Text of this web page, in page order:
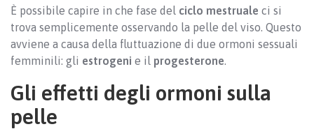
È possibile capire in che fase del ciclo mestruale ci si
trova semplicemente osservando la pelle del viso. Questo
avviene a causa della fluttuazione di due ormoni sessuali
femminili: gli estrogeni e il progesterone.
Gli effetti degli ormoni sulla
pelle